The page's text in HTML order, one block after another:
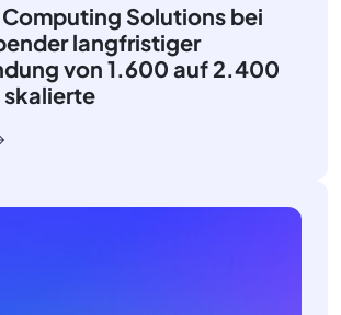
Solutions bei
langfristiger
von 1.600 auf 2.400
skalierte